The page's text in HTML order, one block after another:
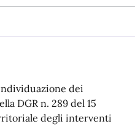
dei
DGR n. 289 del 15
degli interventi